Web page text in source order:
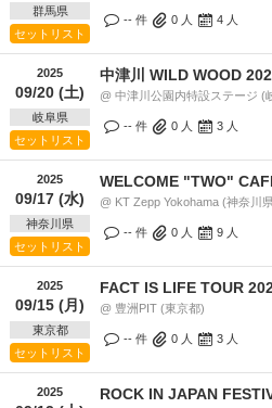
群馬県
セットリスト
-- 件 0 人 4 人
2025
09/20 (土)
岐阜県
セットリスト
中津川 WILD WOOD
@ 中津川公園内特設ステージ (
-- 件 0 人 3 人
2025
09/17 (水)
神奈川県
セットリスト
WELCOME "TWO"
@ KT Zepp Yokohama (神奈川
-- 件 0 人 9 人
2025
09/15 (月)
東京都
セットリスト
FACT IS LIFE TOUR
@ 豊洲PIT (東京都)
-- 件 0 人 3 人
2025 ROCK IN JAPAN